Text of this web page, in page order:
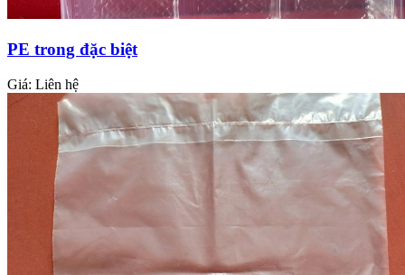
PE trong đặc biệt
Giá: Liên hệ